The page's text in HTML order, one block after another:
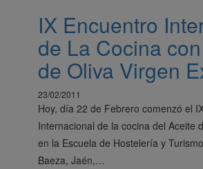
IX Encuentro
de La Cocina
de Oliva Virgen
23/02/2011
Hoy, día 22 de Febrero comenzó el
Internacional de la cocina del Aceite
en la Escuela de Hostelería y
Baeza, Jaén,…